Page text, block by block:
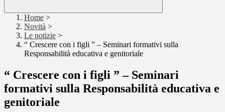
Home >
Novità >
Le notizie >
“ Crescere con i figli ” – Seminari formativi sulla
Responsabilità educativa e genitoriale
“ Crescere con i figli ” – Seminari
formativi sulla Responsabilità educativa e
genitoriale